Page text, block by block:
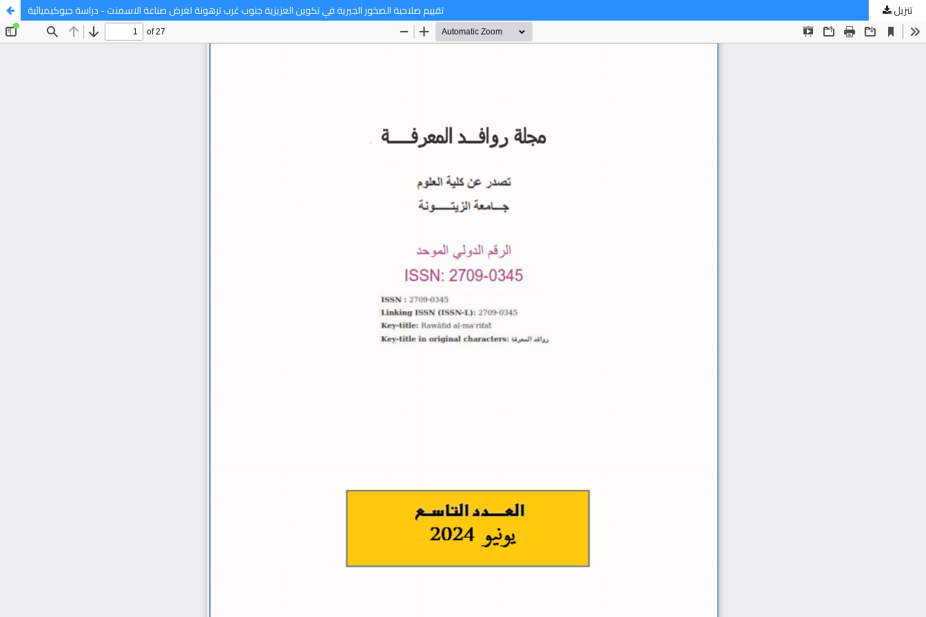
تقييم صلاحية الصخور الجيرية في تكوين العزيزية جنوب غرب ترهونة لغرض صناعة الاسمنت - دراسة جيوكيميائية تنزيل